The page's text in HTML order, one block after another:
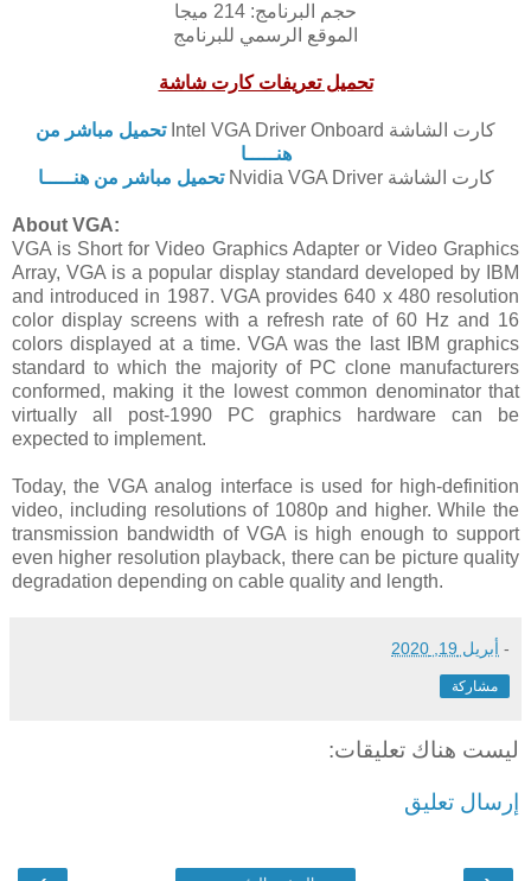
حجم البرنامج: 214 ميجا
الموقع الرسمي للبرنامج
تحميل تعريفات كارت شاشة
كارت الشاشة Intel VGA Driver Onboard
تحميل مباشر من
هنـــــا
كارت الشاشة Nvidia VGA Driver
تحميل مباشر من هنـــــا
About VGA:
VGA is Short for Video Graphics Adapter or Video Graphics
Array, VGA is a popular display standard developed by IBM
and introduced in 1987. VGA provides 640 x 480 resolution
color display screens with a refresh rate of 60 Hz and 16
colors displayed at a time. VGA was the last IBM graphics
standard to which the majority of PC clone manufacturers
conformed, making it the lowest common denominator that
virtually all post-1990 PC graphics hardware can be
expected to implement.
Today, the VGA analog interface is used for high-definition
video, including resolutions of 1080p and higher. While the
transmission bandwidth of VGA is high enough to support
even higher resolution playback, there can be picture quality
degradation depending on cable quality and length.
- أبريل 19, 2020
مشاركة
ليست هناك تعليقات:
إرسال تعليق